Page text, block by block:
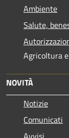
Ambiente
Salute,
Agricoltura
NOVITÀ
Notizie
Comunicati